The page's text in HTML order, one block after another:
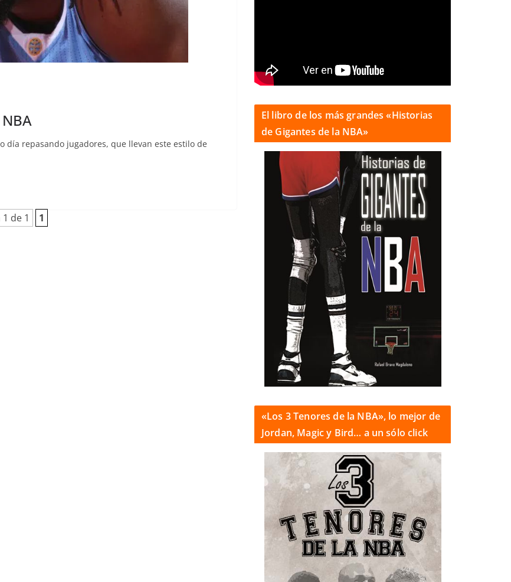
día repasando jugadores, que llevan este estilo de
de 1 1
El libro de los más grandes «Historias
de Gigantes de la NBA»
«Los 3 Tenores de la NBA», lo mejor de
Jordan, Magic y Bird… a un sólo click